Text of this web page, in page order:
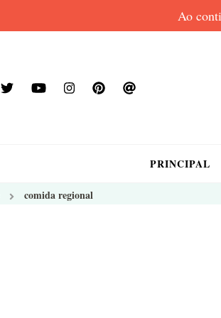
Ao
PRINCIPAL
comida regional